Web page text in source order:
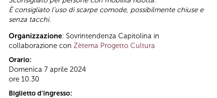
È consigliato l’uso di scarpe comode, possibilmente chiuse e
senza tacchi.
Organizzazione: Sovrintendenza Capitolina in
collaborazione con Zètema Progetto Cultura
Orario:
Domenica 7 aprile 2024
ore 10.30
Biglietto d'ingresso: